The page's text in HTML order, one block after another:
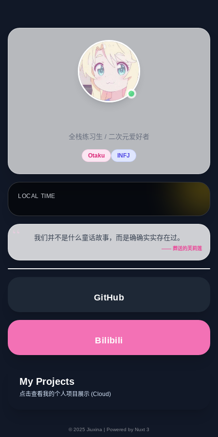
全栈练习生 / 二次元爱好者
Otaku INFJ
LOCAL TIME
“ 我们并不是什么童话故事，而是确确实实存在过。
—— 葬送的芙莉莲
GitHub
Bilibili
My Projects
点击查看我的个人项目展示 (Cloud)
© 2025 Jiuxina | Powered by Nuxt 3